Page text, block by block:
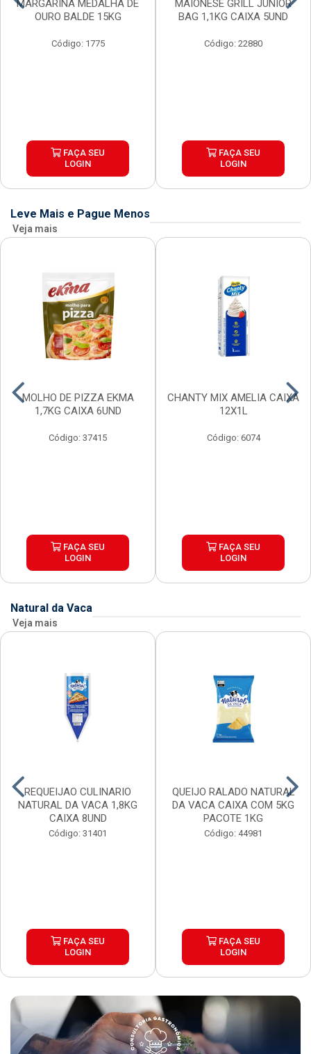
MARGARINA MEDALHA DE
OURO BALDE 15KG
Código: 1775
FAÇA SEU
LOGIN
MAIONESE GRILL JUNIOR
BAG 1,1KG CAIXA 5UND
Código: 22880
FAÇA SEU
LOGIN
Leve Mais e Pague Menos
Veja mais
MOLHO DE PIZZA EKMA
1,7KG CAIXA 6UND
Código: 37415
FAÇA SEU
LOGIN
CHANTY MIX AMELIA CAIXA
12X1L
Código: 6074
FAÇA SEU
LOGIN
Natural da Vaca
Veja mais
REQUEIJAO CULINARIO
NATURAL DA VACA 1,8KG
CAIXA 8UND
Código: 31401
FAÇA SEU
LOGIN
QUEIJO RALADO NATURAL
DA VACA CAIXA COM 5KG
PACOTE 1KG
Código: 44981
FAÇA SEU
LOGIN